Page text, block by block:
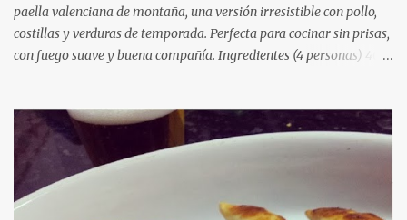
paella valenciana de montaña, una versión irresistible con pollo,
costillas y verduras de temporada. Perfecta para cocinar sin prisas,
con fuego suave y buena compañía. Ingredientes (4 personas) 400
verdes planas 2 tomates maduros rallados 1,2 litros de caldo de
pollo (o agua) 1 cucharadita de hebras de azafrán 1 cucharadita de
pimentón dulce 2 dientes de ajo Aceite de oliva virgen extra Sal al
gusto (Opcional) una ramita de romero Elaboración 1. Prepara las
verduras Limpia las alcachofas, retira las hojas duras y córtalas en